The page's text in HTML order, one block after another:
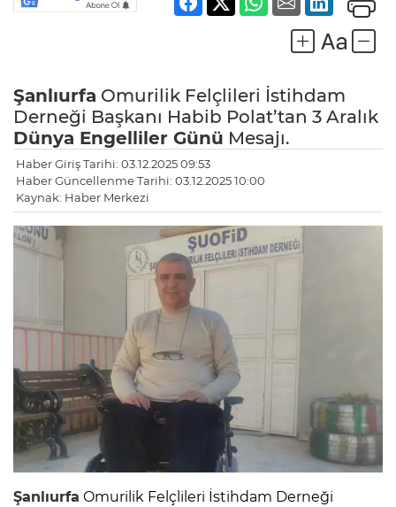
Şanlıurfa Omurilik Felçlileri İstihdam
Derneği Başkanı Habib Polat’tan 3 Aralık
Dünya Engelliler Günü Mesajı.
Haber Giriş Tarihi: 03.12.2025 09:53
Haber Güncellenme Tarihi: 03.12.2025 10:00
Kaynak: Haber Merkezi
Şanlıurfa Omurilik Felçlileri İstihdam Derneği